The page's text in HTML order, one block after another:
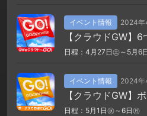
イベント情報 2024年
【クラウドGW】
日程：4月27日㊏～5月6
イベント情報 2024年
【クラウドGW】
日程：5月1日㊌～6日㊊